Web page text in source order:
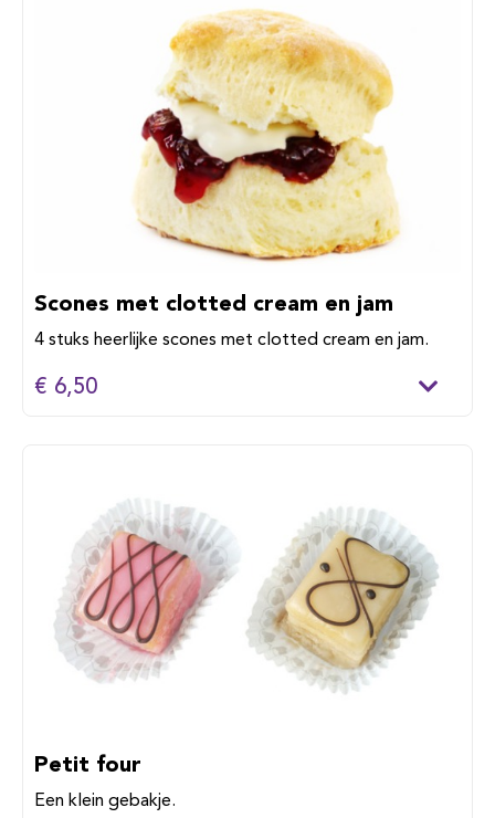
Scones met clotted cream en jam
4 stuks heerlijke scones met clotted cream en jam.
€ 6,50
Petit four
Een klein gebakje.